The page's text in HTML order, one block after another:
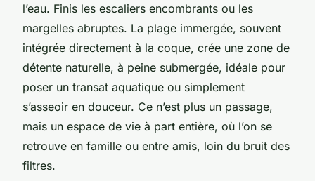
l’eau. Finis les escaliers encombrants ou les
margelles abruptes. La plage immergée, souvent
intégrée directement à la coque, crée une zone de
détente naturelle, à peine submergée, idéale pour
poser un transat aquatique ou simplement
s’asseoir en douceur. Ce n’est plus un passage,
mais un espace de vie à part entière, où l’on se
retrouve en famille ou entre amis, loin du bruit des
filtres.